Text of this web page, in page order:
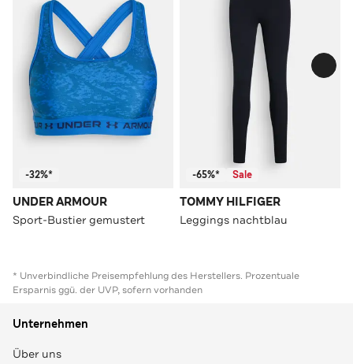
-32%*
UNDER ARMOUR
Sport-Bustier gemustert
-65%* Sale
TOMMY HILFIGER
Leggings nachtblau
* Unverbindliche Preisempfehlung des Herstellers. Prozentuale
Ersparnis ggü. der UVP, sofern vorhanden
Unternehmen
Über uns